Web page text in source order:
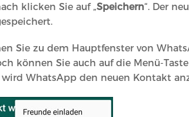
klicken Sie auf „Speichern“. Der
Sie zu dem Hauptfenster von
können Sie auch auf die Menü-Taste
WhatsApp den neuen Kontakt